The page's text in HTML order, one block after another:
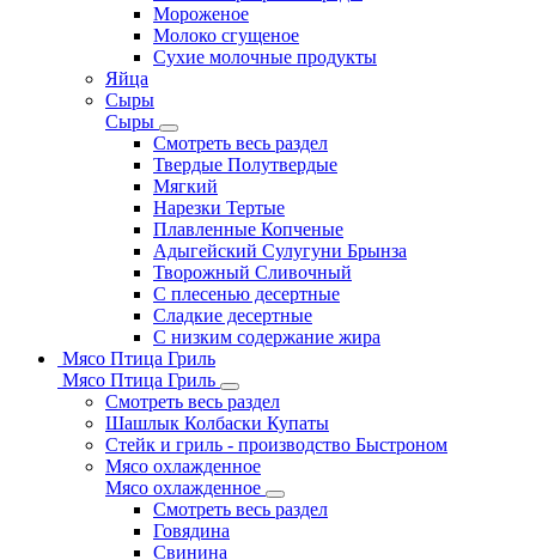
Мороженое
Молоко сгущеное
Сухие молочные продукты
Яйца
Сыры
Сыры
Смотреть весь раздел
Твердые Полутвердые
Мягкий
Нарезки Тертые
Плавленные Копченые
Адыгейский Сулугуни Брынза
Творожный Сливочный
С плесенью десертные
Сладкие десертные
С низким содержание жира
Мясо Птица Гриль
Мясо Птица Гриль
Смотреть весь раздел
Шашлык Колбаски Купаты
Стейк и гриль - производство Быстроном
Мясо охлажденное
Мясо охлажденное
Смотреть весь раздел
Говядина
Свинина